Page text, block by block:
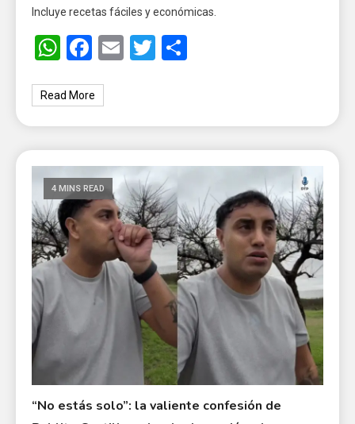
Incluye recetas fáciles y económicas.
WhatsApp
Facebook
EmailTwitter
Read More
4 MINS READ
“No estás solo”: la valiente confesión de